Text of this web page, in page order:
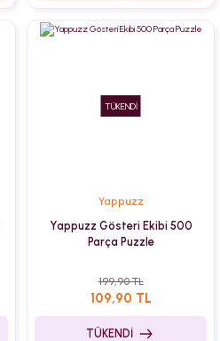
TÜKENDİ
Yappuzz
Yappuzz Gösteri Ekibi 500
Parça Puzzle
199,90 TL
109,90 TL
TÜKENDİ